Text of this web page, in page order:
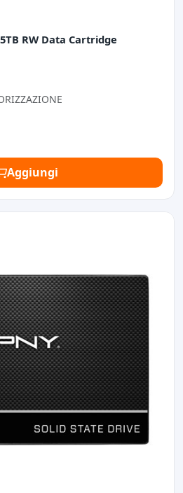
RW Data Cartridge
Aggiungi